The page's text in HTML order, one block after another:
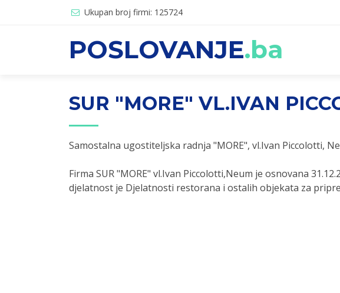
Ukupan broj firmi: 125724
POSLOVANJE.ba
SUR "MORE" VL.IVAN
Samostalna ugostiteljska radnja "MORE", vl.Ivan Piccolotti,
Firma SUR "MORE" vl.Ivan Piccolotti,Neum je osnovana
djelatnost je Djelatnosti restorana i ostalih objekata za